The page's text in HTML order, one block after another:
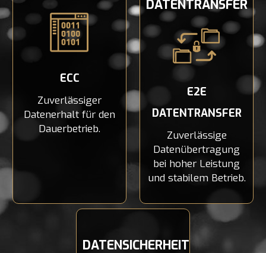
ECC
Zuverlässiger
Datenerhalt für den
Dauerbetrieb.
DATENTRANSFER
E2E
DATENTRANSFER
Zuverlässige
Datenübertragung
bei hoher Leistung
und stabilem Betrieb.
DATENSICHERHEIT